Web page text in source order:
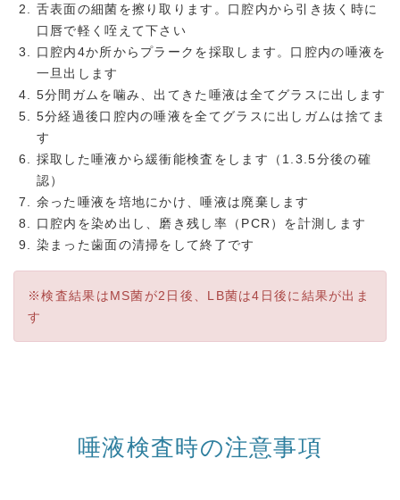
舌表面の細菌を擦り取ります。口腔内から引き抜く時に
口唇で軽く咥えて下さい
口腔内4か所からプラークを採取します。口腔内の唾液を
一旦出します
5分間ガムを噛み、出てきた唾液は全てグラスに出します
5分経過後口腔内の唾液を全てグラスに出しガムは捨てま
す
採取した唾液から緩衝能検査をします（1.3.5分後の確
認）
余った唾液を培地にかけ、唾液は廃棄します
口腔内を染め出し、磨き残し率（PCR）を計測します
染まった歯面の清掃をして終了です
※検査結果はMS菌が2日後、LB菌は4日後に結果が出ま
す
唾液検査時の注意事項